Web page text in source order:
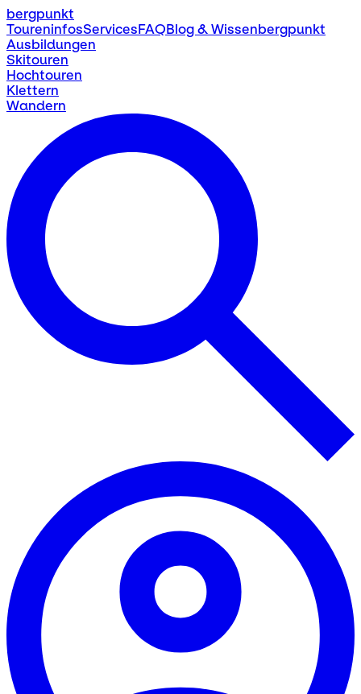
bergpunkt
ToureninfosServicesFAQBlog & Wissenbergpunkt
Ausbildungen
Skitouren
Hochtouren
Klettern
Wandern